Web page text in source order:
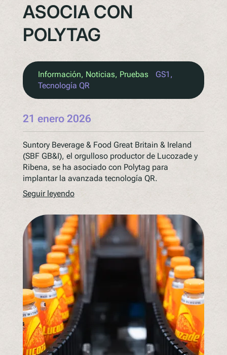
ASOCIA CON
POLYTAG
Información, Noticias, Pruebas GS1
Tecnología QR
21 enero 2026
Suntory Beverage & Food Great Britain & Ireland
(SBF GB&I), el orgulloso productor de Lucozade y
Ribena, se ha asociado con Polytag para
implantar la avanzada tecnología QR.
Seguir leyendo